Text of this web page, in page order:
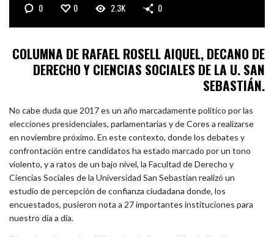
0 0 2.3K 0
COLUMNA DE RAFAEL ROSELL AIQUEL, DECANO DE
DERECHO Y CIENCIAS SOCIALES DE LA U. SAN
SEBASTIÁN.
No cabe duda que 2017 es un año marcadamente político por las
elecciones presidenciales, parlamentarias y de Cores a realizarse
en noviembre próximo. En este contexto, donde los debates y
confrontación entre candidatos ha estado marcado por un tono
violento, y a ratos de un bajo nivel, la Facultad de Derecho y
Ciencias Sociales de la Universidad San Sebastian realizó un
estudio de percepción de confianza ciudadana donde, los
encuestados, pusieron nota a 27 importantes instituciones para
nuestro día a día.